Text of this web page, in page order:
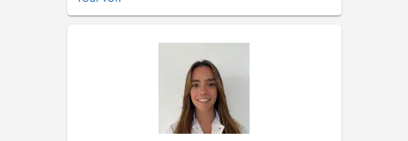
en 2021. Aujourd'hui, il officie au sein du Pôle
sa formation, Julien a acquis une expertise